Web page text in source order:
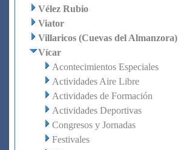
Vélez Rubio
Viator
Villaricos (Cuevas del Almanzora)
Vícar
Acontecimientos Especiales
Actividades Aire Libre
Actividades de Formación
Actividades Deportivas
Congresos y Jornadas
Festivales